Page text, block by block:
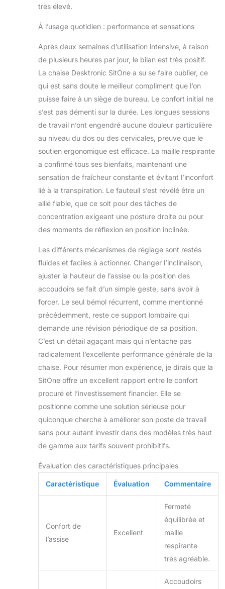
très élevé.
À l’usage quotidien : performance et sensations
Après deux semaines d’utilisation intensive, à raison
de plusieurs heures par jour, le bilan est très positif.
La chaise Desktronic SitOne a su se faire oublier, ce
qui est sans doute le meilleur compliment que l’on
puisse faire à un siège de bureau. Le confort initial ne
s’est pas démenti sur la durée. Les longues sessions
de travail n’ont engendré aucune douleur particulière
au niveau du dos ou des cervicales, preuve que le
soutien ergonomique est efficace. La maille respirante
a confirmé tous ses bienfaits, maintenant une
sensation de fraîcheur constante et évitant l’inconfort
lié à la transpiration. Le fauteuil s’est révélé être un
allié fiable, que ce soit pour des tâches de
concentration exigeant une posture droite ou pour
des moments de réflexion en position inclinée.
Les différents mécanismes de réglage sont restés
fluides et faciles à actionner. Changer l’inclinaison,
ajuster la hauteur de l’assise ou la position des
accoudoirs se fait d’un simple geste, sans avoir à
forcer. Le seul bémol récurrent, comme mentionné
précédemment, reste ce support lombaire qui
demande une révision périodique de sa position.
C’est un détail agaçant mais qui n’entache pas
radicalement l’excellente performance générale de la
chaise. Pour résumer mon expérience, je dirais que la
SitOne offre un excellent rapport entre le confort
procuré et l’investissement financier. Elle se
positionne comme une solution sérieuse pour
quiconque cherche à améliorer son poste de travail
sans pour autant investir dans des modèles très haut
de gamme aux tarifs souvent prohibitifs.
Évaluation des caractéristiques principales
Caractéristique Évaluation Commentaire
Confort de
l’assise
Excellent
Fermeté
équilibrée et
maille
respirante
très agréable.
Accoudoirs